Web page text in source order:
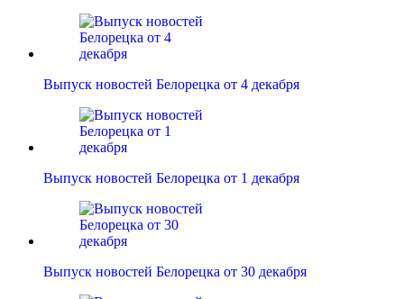
Выпуск новостей Белорецка от 4 декабря
Выпуск новостей Белорецка от 1 декабря
Выпуск новостей Белорецка от 30 декабря